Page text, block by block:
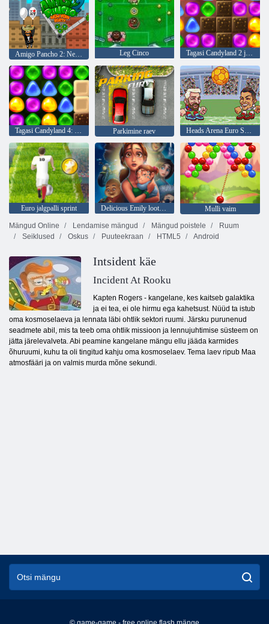
Leg Cinco Tagasi Candyland 2 juurde
Tagasi Candyland 4: Lollipopi aed Parkimine raev Heads Arena Euro Soccer
Euro jalgpalli sprint Delicious Emily lootused ja hirmud
Mulli vaim
Mängud Online
Lendamise mängud Mängud poistele
Ruum
Seiklused
Oskus Puuteekraan HTML5 Android
Intsident käe
Incident At Rooku
Kapten Rogers - kangelane, kes kaitseb galaktika
ja ei tea, ei ole hirmu ega kahetsust. Nüüd ta istub
oma kosmoselaeva ja lennata läbi ohtlik sektori ruumi. Järsku purunenud
seadmete abil, mis ta teeb oma ohtlik missioon ja lennujuhtimise süsteem on
jätta järelevalveta. Abi peamine kangelane mängu ellu jääda karmides
õhuruumi, kuhu ta oli tingitud kahju oma kosmoselaev. Tema laev ripub Maa
atmosfääri ja on valmis murda mõne sekundi.